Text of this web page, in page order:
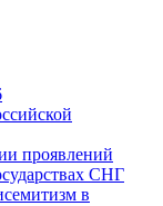
проявлений
СНГ
в